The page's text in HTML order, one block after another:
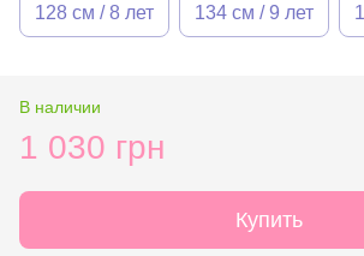
128 см / 8 лет 134 см / 9 лет
В наличии
1 030 грн
Купить